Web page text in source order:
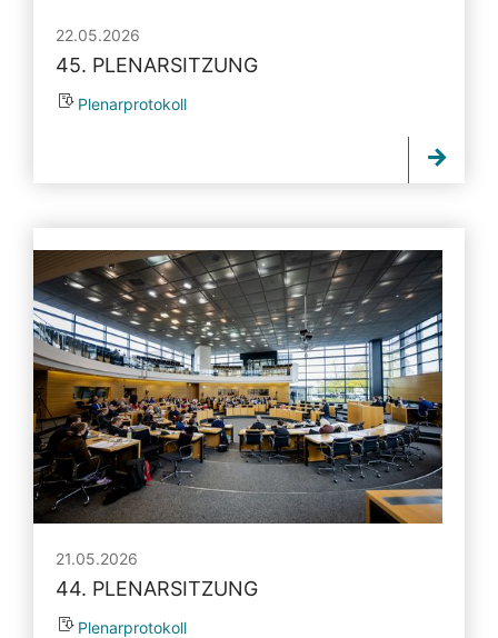
22.05.2026
45. PLENARSITZUNG
Plenarprotokoll
21.05.2026
44. PLENARSITZUNG
Plenarprotokoll